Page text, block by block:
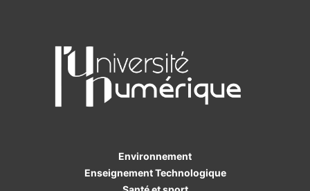
Environnement
Enseignement Technologique